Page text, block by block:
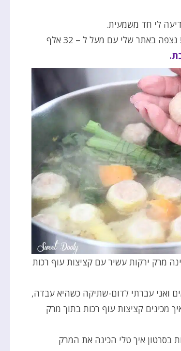
לי חד משמעית.
אז טלי אהובתי, הסרטון הכי! אבל הכי! נצפה באתר שלי עם מעל ל – 32 אלף
מרק ירקות עשיר עם קציצות עוף רכות
ואני עברתי לדום-שתיקה כשהיא עבדה,
מכינים קציצות עוף רכות בתוך מרק
בסרטון איך טלי הכינה את המרק